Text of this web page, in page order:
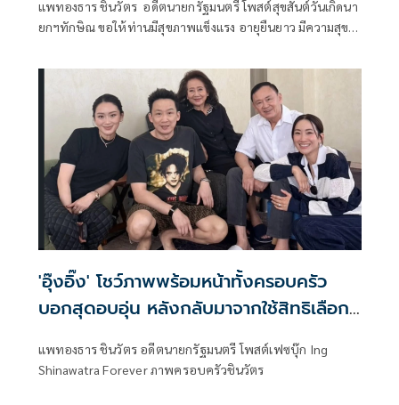
แพทองธาร ชินวัตร อดีตนายกรัฐมนตรี โพสต์สุขสันต์วันเกิดนา
ยกฯทักษิณ ขอให้ท่านมีสุขภาพแข็งแรง อายุยืนยาว มีความสุข
'อุ๊งอิ๊ง' โชว์ภาพพร้อมหน้าทั้งครอบครัว
บอกสุดอบอุ่น หลังกลับมาจากใช้สิทธิเลือก
แพทองธาร ชินวัตร อดีตนายกรัฐมนตรี โพสต์เฟซบุ๊ก Ing
Shinawatra Forever ภาพครอบครัวชินวัตร